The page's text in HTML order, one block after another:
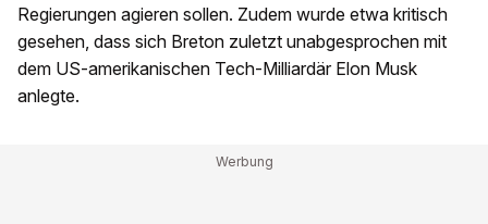
Regierungen agieren sollen. Zudem wurde etwa kritisch
gesehen, dass sich Breton zuletzt unabgesprochen mit
dem US-amerikanischen Tech-Milliardär Elon Musk
anlegte.